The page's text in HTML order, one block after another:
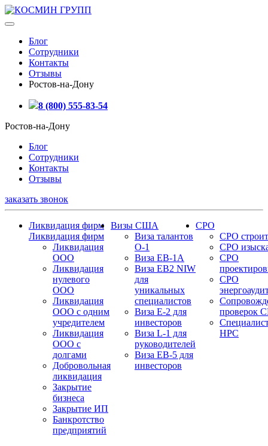
Блог
Сотрудники
Контакты
Отзывы
Ростов-на-Дону
8 (800) 555-83-54
Ростов-на-Дону
Блог
Сотрудники
Контакты
Отзывы
заказать звонок
Ликвидация фирм
Ликвидация фирм
Ликвидация
ООО
Ликвидация
нулевого
ООО
Ликвидация
ООО с одним
учредителем
Ликвидация
ООО с
долгами
Добровольная
ликвидация
Закрытие
бизнеса
Закрытие ИП
Банкротство
предприятий
Визы США
Виза талантов
О-1
Виза EB-1A
Виза EB2 NIW
для
уникальных
специалистов
Виза E-2 для
инвесторов
Виза L-1 для
руководителей
Виза EB-5 для
инвесторов
СРО
СРО
СРО
СРО
СРО
проверок
НРС